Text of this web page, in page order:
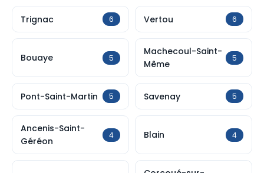
Trignac 6 Vertou 6
Bouaye 5
Machecoul-Saint-
Même
5
Pont-Saint-Martin 5 Savenay 5
Ancenis-Saint-
Géréon
4 Blain 4